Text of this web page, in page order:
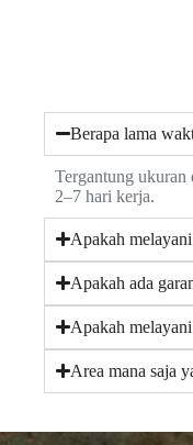
Berapa lama
Tergantung ukuran
2–7 hari kerja.
Apakah
Apakah ada
Apakah
Area mana saja